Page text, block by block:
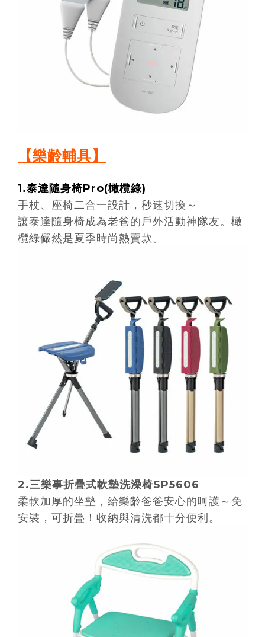
【樂齡輔具】
1.泰達隨身椅Pro(橄欖綠)
手杖、座椅二合一設計，秒速切換～
讓泰達隨身椅成為老爸的戶外活動神隊友。橄
欖綠儼然是夏季時尚熱賣款。
2.三樂事折疊式軟墊洗澡椅SP5606
柔軟加厚的坐墊，給樂齡爸爸安心的呵護～免
安裝，可折疊！收納與清洗都十分便利。